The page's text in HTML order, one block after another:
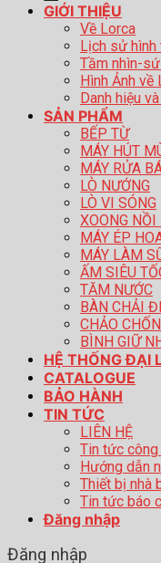
GIỚI THIỆU
Về Lorca
Lịch sử hình
Tầm nhìn-
Hình Ảnh về
Danh hiệu
SẢN PHẨM
BẾP TỪ
MÁY HÚT
MÁY RỬA
LÒ NƯỚNG
LÒ VI SÓNG
XOONG NỒI
MÁY ÉP
MÁY LÀM
ẤM SIÊU
TĂM NƯỚC
BÀN CHẢI
CHẢO
BÌNH GIỮ
HỆ THỐNG ĐẠI
CATALOGUE
BẢO HÀNH
TIN TỨC
LIÊN HỆ
Tin tức
Hướng dẫn
Thiết bị nhà
Tin tức báo
Đăng nhập
Đăng nhập